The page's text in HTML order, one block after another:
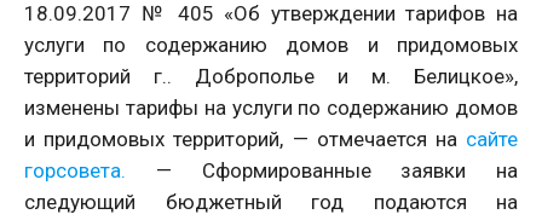
18.09.2017 № 405 «Об утверждении тарифов на
услуги по содержанию домов и придомовых
территорий г.. Доброполье и м. Белицкое»,
изменены тарифы на услуги по содержанию домов
и придомовых территорий, — отмечается на сайте
горсовета. — Сформированные заявки на
следующий бюджетный год подаются на